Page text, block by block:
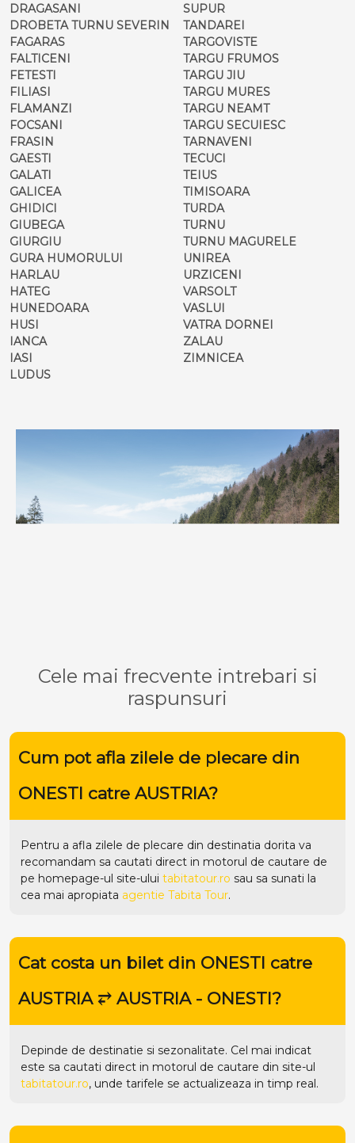
DRAGASANI
DROBETA TURNU SEVERIN
FAGARAS
FALTICENI
FETESTI
FILIASI
FLAMANZI
FOCSANI
FRASIN
GAESTI
GALATI
GALICEA
GHIDICI
GIUBEGA
GIURGIU
GURA HUMORULUI
HARLAU
HATEG
HUNEDOARA
HUSI
IANCA
IASI
LUDUS
SUPUR
TANDAREI
TARGOVISTE
TARGU FRUMOS
TARGU JIU
TARGU MURES
TARGU NEAMT
TARGU SECUIESC
TARNAVENI
TECUCI
TEIUS
TIMISOARA
TURDA
TURNU
TURNU MAGURELE
UNIREA
URZICENI
VARSOLT
VASLUI
VATRA DORNEI
ZALAU
ZIMNICEA
Cele mai frecvente intrebari si
raspunsuri
Cum pot afla zilele de plecare din
ONESTI catre AUSTRIA?
Pentru a afla zilele de plecare din destinatia dorita va
recomandam sa cautati direct in motorul de cautare de
pe homepage-ul site-ului tabitatour.ro sau sa sunati la
cea mai apropiata agentie Tabita Tour.
Cat costa un bilet din ONESTI catre
AUSTRIA ⥂ AUSTRIA - ONESTI?
Depinde de destinatie si sezonalitate. Cel mai indicat
este sa cautati direct in motorul de cautare din site-ul
tabitatour.ro, unde tarifele se actualizeaza in timp real.